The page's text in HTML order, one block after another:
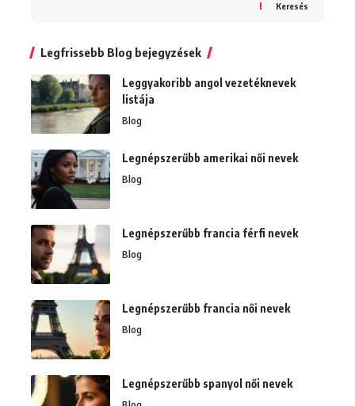
Keresés
Legfrissebb Blog bejegyzések
Leggyakoribb angol vezetéknevek
listája
Blog
Legnépszerűbb amerikai női nevek
Blog
Legnépszerűbb francia férfi nevek
Blog
Legnépszerűbb francia női nevek
Blog
Legnépszerűbb spanyol női nevek